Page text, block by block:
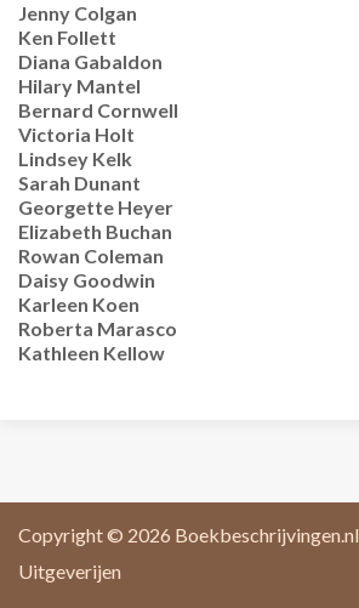
Jenny Colgan
Ken Follett
Diana Gabaldon
Hilary Mantel
Bernard Cornwell
Victoria Holt
Lindsey Kelk
Sarah Dunant
Georgette Heyer
Elizabeth Buchan
Rowan Coleman
Daisy Goodwin
Karleen Koen
Roberta Marasco
Kathleen Kellow
Copyright © 2026 Boekbeschrijvingen.nl
Uitgeverijen